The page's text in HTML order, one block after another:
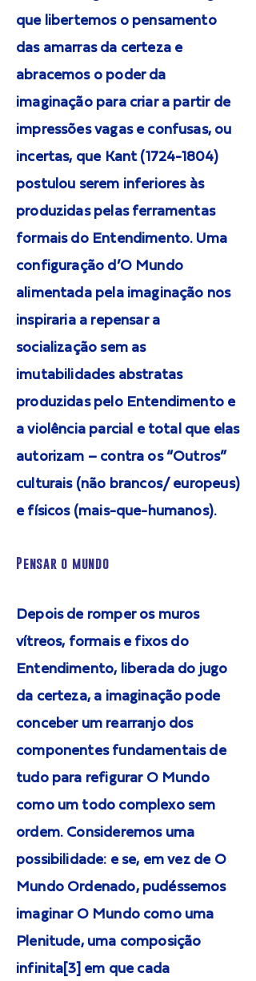
que libertemos o pensamento
das amarras da certeza e
abracemos o poder da
imaginação para criar a partir de
impressões vagas e confusas, ou
incertas, que Kant (1724-1804)
postulou serem inferiores às
produzidas pelas ferramentas
formais do Entendimento. Uma
configuração d’O Mundo
alimentada pela imaginação nos
inspiraria a repensar a
socialização sem as
imutabilidades abstratas
produzidas pelo Entendimento e
a violência parcial e total que elas
autorizam – contra os “Outros”
culturais (não brancos/ europeus)
e físicos (mais-que-humanos).
Pensar o mundo
Depois de romper os muros
vítreos, formais e fixos do
Entendimento, liberada do jugo
da certeza, a imaginação pode
conceber um rearranjo dos
componentes fundamentais de
tudo para refigurar O Mundo
como um todo complexo sem
ordem. Consideremos uma
possibilidade: e se, em vez de O
Mundo Ordenado, pudéssemos
imaginar O Mundo como uma
Plenitude, uma composição
infinita[3] em que cada